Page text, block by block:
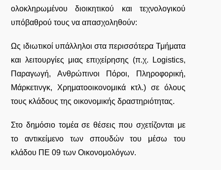
ολοκληρωμένου διοικητικού και τεχνολογικού
υπόβαθρού τους να απασχοληθούν:
Ως ιδιωτικοί υπάλληλοι στα περισσότερα Τμήματα
και λειτουργίες μιας επιχείρησης (π.χ. Logistics,
Παραγωγή, Ανθρώπινοι Πόροι, Πληροφορική,
Μάρκετινγκ, Χρηματοοικονομικά κτλ.) σε όλους
τους κλάδους της οικονομικής δραστηριότητας.
Στο δημόσιο τομέα σε θέσεις που σχετίζονται με
το αντικείμενο των σπουδών του μέσω του
κλάδου ΠΕ 09 των Οικονομολόγων.